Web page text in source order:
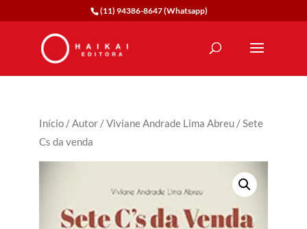
(11) 94386-8647 (Whatsapp)
Início/Autor/Viviane Andrade Lima Abreu/ Sete
Cs da venda